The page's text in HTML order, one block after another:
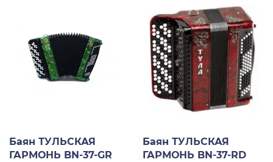
Баян ТУЛЬСКАЯ
ГАРМОНЬ BN-37-GR
Баян ТУЛЬСКАЯ
ГАРМОНЬ BN-37-RD